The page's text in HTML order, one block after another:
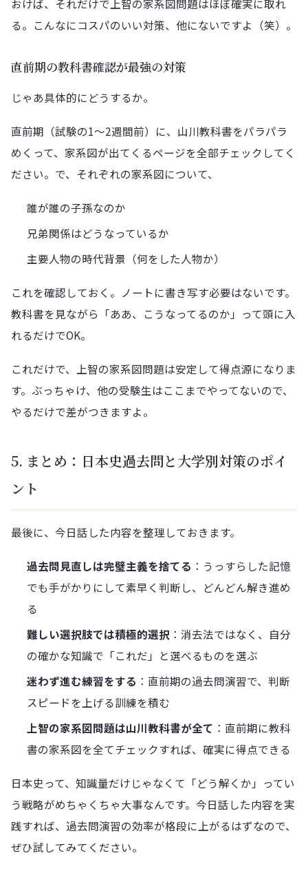
おけば、それだけで上智の家系図問題はほぼ確実に取れ
る。こんなにコスパのいい対策、他にないですよ（笑）。
直前期の教科書確認が最強の対策
じゃあ具体的にどうするか。
直前期（試験の1〜2週間前）に、山川教科書をパラパラ
めくって、家系図が出てくるページを全部チェックしてく
ださい。で、それぞれの家系図について、
誰が誰の子孫なのか
兄弟関係はどうなっているか
主要人物の時代背景（何をした人物か）
これを確認しておく。ノートに書き写す必要はないです。
教科書を見ながら「ああ、こうなってるのか」って頭に入
れるだけでOK。
これだけで、上智の家系図問題は安定して得点源になりま
す。ぶっちゃけ、他の受験生はここまでやってないので、
やるだけで差がつきますよ。
5. まとめ：日本史過去問と大学別対策のポイ
ント
最後に、今日話した内容を整理しておきます。
過去問見直しは完璧主義を捨てる ：うっすらした記憶
でも手がかりにして素早く判断し、どんどん解き進め
る
難しい選択肢では積極的選択 ：消去法ではなく、自分
の確かな知識で「これだ」と選べるものを選ぶ
迷わず進む練習をする ：直前期の過去問演習で、判断
スピードを上げる訓練を積む
上智の家系図問題は山川教科書が全て ：直前期に教科
書の家系図を全てチェックすれば、確実に得点できる
日本史って、知識量だけじゃなくて「どう解くか」ってい
う戦略がめちゃくちゃ大事なんです。今日話した内容を実
践すれば、過去問演習の効率が格段に上がるはずなので、
ぜひ試してみてください。